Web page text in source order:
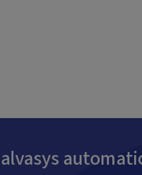
alvasys